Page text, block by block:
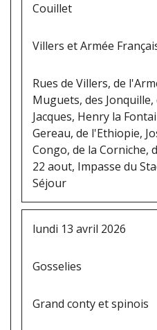
Couillet
Villers et Armée
Rues de Villers, de
Muguets, des
Jacques, Henry la
Gereau, de l'Ethiopie,
Congo, de la Corniche,
22 aout, Impasse du
Séjour
lundi 13 avril 2026
Gosselies
Grand conty et spinois